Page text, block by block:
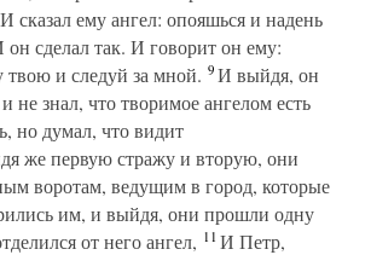
сказал ему ангел: опояшься и надень
сделал так. И говорит он ему:
твою и следуй за мной. 9И выйдя, он
не знал, что творимое ангелом есть
но думал, что видит
же первую стражу и вторую, они
воротам, ведущим в город, которые
им, и выйдя, они прошли одну
от него ангел, 11И Петр,